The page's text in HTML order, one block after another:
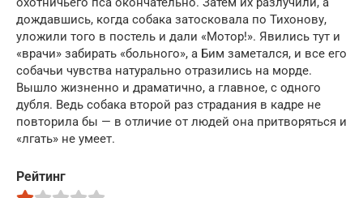
дождавшись, когда собака затосковала по Тихонову,
уложили того в постель и дали «Мотор!». Явились тут и
«врачи» забирать «больного», а Бим заметался, и все его
собачьи чувства натурально отразились на морде.
Вышло жизненно и драматично, а главное, с одного
дубля. Ведь собака второй раз страдания в кадре не
повторила бы — в отличие от людей она притворяться и
«лгать» не умеет.
Рейтинг